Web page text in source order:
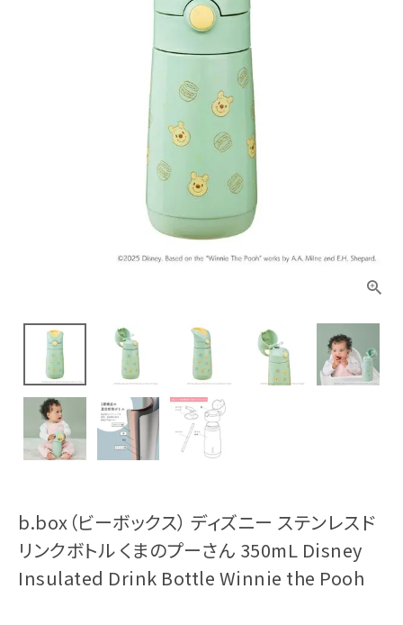
b.box（ビーボックス） ディズニー ステンレスド
リンクボトル くまのプーさん 350mL Disney
Insulated Drink Bottle Winnie the Pooh